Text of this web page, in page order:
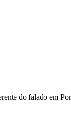
do falado em